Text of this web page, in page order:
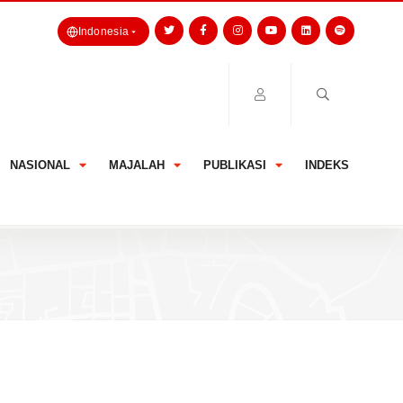
Indonesia
NASIONAL MAJALAH PUBLIKASI INDEKS